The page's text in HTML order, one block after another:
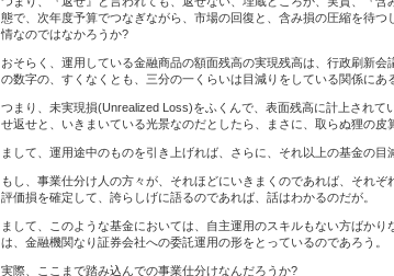
態で、次年度予算でつなぎながら、市場の回復と、含み損の圧縮を待つ
情なのではなかろうか?
おそらく、運用している金融商品の額面残高の実現残高は、行政刷新会
の数字の、すくなくとも、三分の一くらいは目減りをしている関係にあ
つまり、未実現損(Unrealized Loss)をふくんで、表面残高に計上されて
せ返せと、いきまいている光景なのだとしたら、まさに、取らぬ狸の皮
まして、運用途中のものを引き上げれば、さらに、それ以上の基金の目
もし、事業仕分け人の方々が、それほどにいきまくのであれば、それ
評価損を確定して、誇らしげに語るのであれば、話はわかるのだが。
まして、このような基金においては、自主運用のスキルもない方ばかり
は、金融機関なり証券会社への委託運用の形をとっているのであろう。
実際、ここまで踏み込んでの事業仕分けなんだろうか?